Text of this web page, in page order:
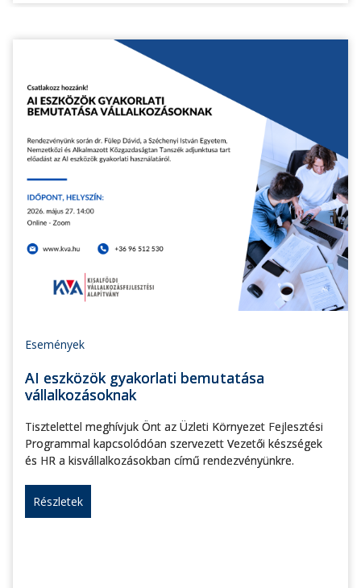
Események
AI eszközök gyakorlati bemutatása
vállalkozásoknak
Tisztelettel meghívjuk Önt az Üzleti Környezet Fejlesztési
Programmal kapcsolódóan szervezett Vezetői készségek
és HR a kisvállalkozásokban című rendezvényünkre.
Részletek